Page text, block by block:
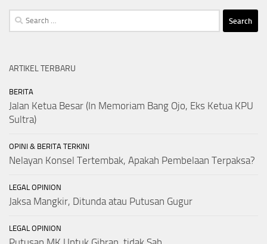
Search
for:
ARTIKEL TERBARU
BERITA
Jalan Ketua Besar (In Memoriam Bang Ojo, Eks Ketua KPU
Sultra)
OPINI & BERITA TERKINI
Nelayan Konsel Tertembak, Apakah Pembelaan Terpaksa?
LEGAL OPINION
Jaksa Mangkir, Ditunda atau Putusan Gugur
LEGAL OPINION